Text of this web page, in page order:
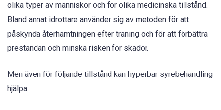
olika typer av människor och för olika medicinska tillstånd.
Bland annat idrottare använder sig av metoden för att
påskynda återhämtningen efter träning och för att förbättra
prestandan och minska risken för skador.
Men även för följande tillstånd kan hyperbar syrebehandling
hjälpa: